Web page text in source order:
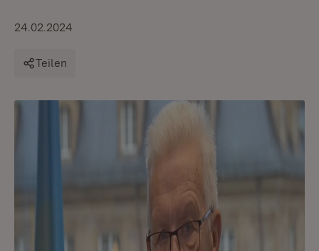
24.02.2024
Teilen